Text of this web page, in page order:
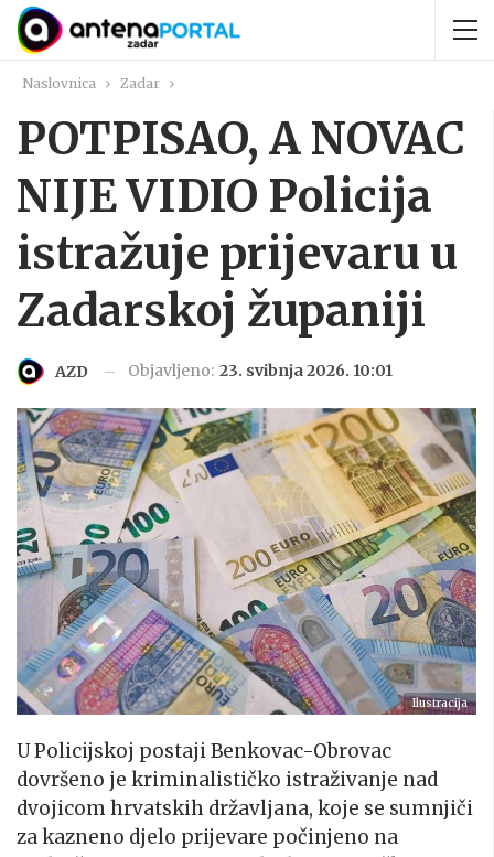
Naslovnica Zadar
POTPISAO, A NOVAC
NIJE VIDIO Policija
istražuje prijevaru u
Zadarskoj županiji
AZD Objavljeno: 23. svibnja 2026. 10:01
Ilustracija
U Policijskoj postaji Benkovac-Obrovac
dovršeno je kriminalističko istraživanje nad
dvojicom hrvatskih državljana, koje se sumnjiči
za kazneno djelo prijevare počinjeno na